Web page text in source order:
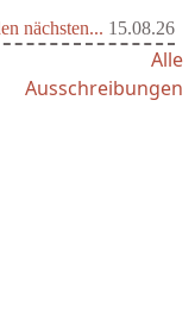
nächsten... 15.08.26
Alle
Ausschreibungen